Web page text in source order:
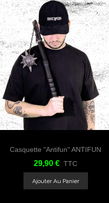
Aimer Partager
Casquette "Antifun" ANTIFUN
29,90 € TTC
Ajouter Au Panier